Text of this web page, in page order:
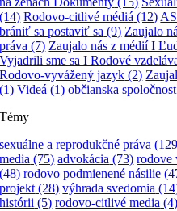
(14) Rodovo-citlivé médiá (12)
brániť sa postaviť sa (9) Zaujalo
práva (7) Zaujalo nás z médií I
Vyjadrili sme sa I Rodové
Rodovo-vyvážený jazyk (2)
(1) Videá (1) občianska
Témy
sexuálne a reprodukčné práva
media (75) advokácia (73) rodove
(48) rodovo podmienené násilie
projekt (28) výhrada svedomia
histórii (5) rodovo-citlivé media (4)